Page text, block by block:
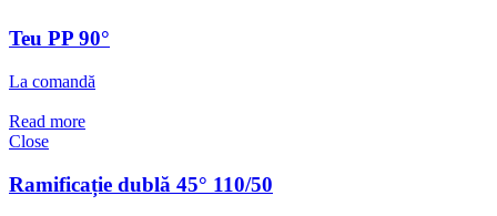
Teu PP 90°
La comandă
Read more
Close
Ramificație dublă 45° 110/50